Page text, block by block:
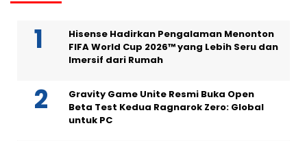
Hisense Hadirkan Pengalaman Menonton
FIFA World Cup 2026™ yang Lebih Seru dan
Imersif dari Rumah
Gravity Game Unite Resmi Buka Open
Beta Test Kedua Ragnarok Zero: Global
untuk PC